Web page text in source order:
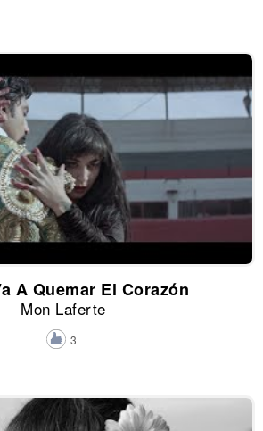
A Quemar El Corazón
Mon Laferte
3